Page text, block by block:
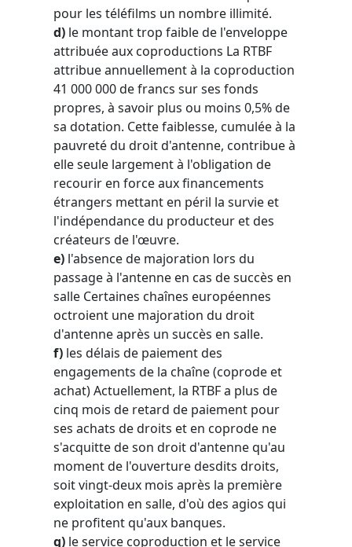
pour les téléfilms un nombre illimité.
d) le montant trop faible de l'enveloppe
attribuée aux coproductions La RTBF
attribue annuellement à la coproduction
41 000 000 de francs sur ses fonds
propres, à savoir plus ou moins 0,5% de
sa dotation. Cette faiblesse, cumulée à la
pauvreté du droit d'antenne, contribue à
elle seule largement à l'obligation de
recourir en force aux financements
étrangers mettant en péril la survie et
l'indépendance du producteur et des
créateurs de l'œuvre.
e) l'absence de majoration lors du
passage à l'antenne en cas de succès en
salle Certaines chaînes européennes
octroient une majoration du droit
d'antenne après un succès en salle.
f) les délais de paiement des
engagements de la chaîne (coprode et
achat) Actuellement, la RTBF a plus de
cinq mois de retard de paiement pour
ses achats de droits et en coprode ne
s'acquitte de son droit d'antenne qu'au
moment de l'ouverture desdits droits,
soit vingt-deux mois après la première
exploitation en salle, d'où des agios qui
ne profitent qu'aux banques.
g) le service coproduction et le service